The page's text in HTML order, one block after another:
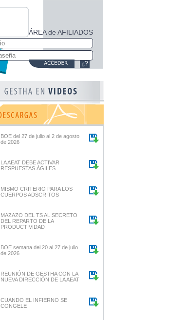
ÁREA de AFILIADOS
¿?
BOE del 27 de julio al 2 de agosto
de 2026
LA AEAT DEBE ACTIVAR
RESPUESTAS ÁGILES
MISMO CRITERIO PARA LOS
CUERPOS ADSCRITOS
MAZAZO DEL TS AL SECRETO
DEL REPARTO DE LA
PRODUCTIVIDAD
BOE semana del 20 al 27 de julio
de 2026
REUNIÓN DE GESTHA CON LA
NUEVA DIRECCIÓN DE LA AEAT
CUANDO EL INFIERNO SE
CONGELE